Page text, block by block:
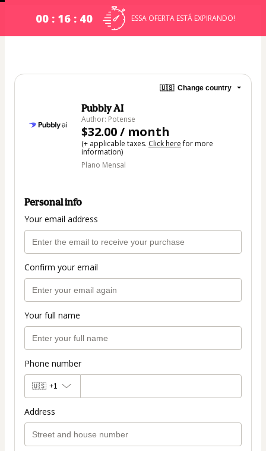
00 : 16 : 39 ESSA OFERTA ESTÁ EXPIRANDO!
🇺🇸 Change country
Pubbly AI
Author: Potense
$32.00 / month
(+ applicable taxes. Click herefor more
information)
Plano Mensal
Personal info
Your email address
Confirm your email
Your full name
Phone number
🇺🇸 +1
Address